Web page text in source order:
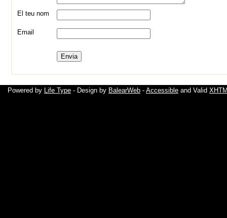
El teu nom
Email
Powered by Life Type - Design by BalearWeb - Accessible and Valid